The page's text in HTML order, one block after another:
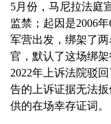
5月份，马尼拉法庭
监禁；起因是2006
军营出发，绑架了
官，默认了这场绑架
2022年上诉法院驳
告的上诉证据无法
供的在场幸存证词。